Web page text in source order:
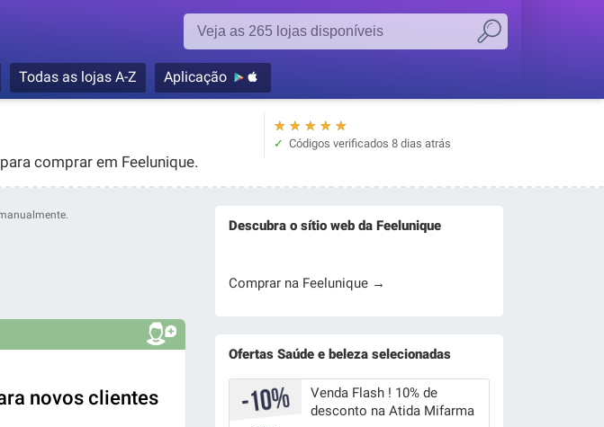
Todas as lojas A-Z Aplicação
comprar em Feelunique.
★
★
★
★
★
Códigos verificados 8 dias atrás
novos clientes
Descubra o sítio web da Feelunique
Comprar na Feelunique →
Ofertas Saúde e beleza selecionadas
Venda Flash ! 10% de
desconto na Atida Mifarma